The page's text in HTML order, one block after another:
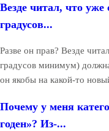
Везде читал, что уже
градусов...
Разве он прав? Везде
градусов минимум)
он якобы на какой-то
Почему у меня
годен»? Из-...